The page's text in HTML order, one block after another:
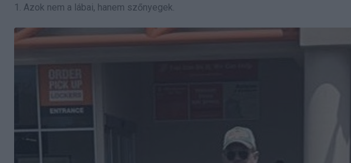
1. Azok nem a lábai, hanem szőnyegek.